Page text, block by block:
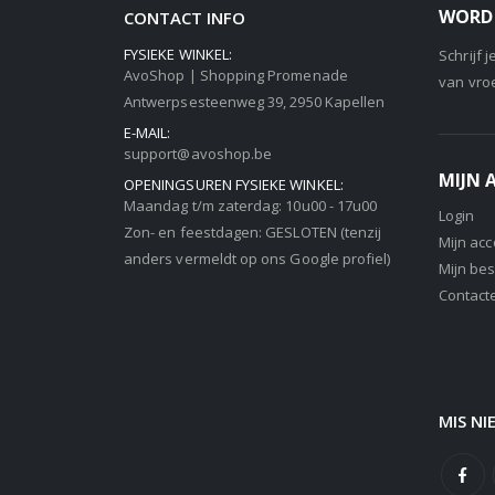
CONTACT INFO
FYSIEKE WINKEL:
AvoShop | Shopping Promenade
Antwerpsesteenweg 39, 2950 Kapellen
E-MAIL:
support@avoshop.be
OPENINGSUREN FYSIEKE WINKEL:
Maandag t/m zaterdag: 10u00 - 17u00
Zon- en feestdagen: GESLOTEN (tenzij
anders vermeldt op ons Google profiel)
Schrijf
van
MIJN
Login
Mijn
Mijn
MIS